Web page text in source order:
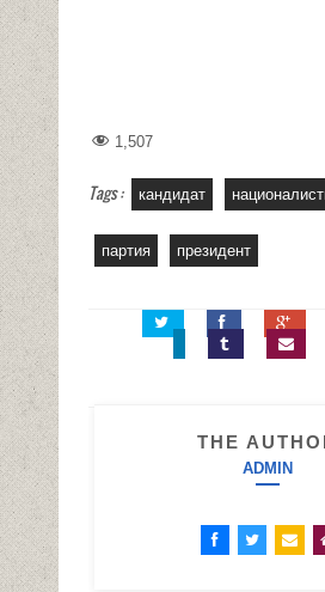
1,507
Tags : кандидат
партия президент
THE
ADMIN